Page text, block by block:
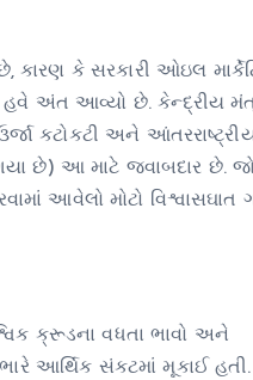
કે સરકારી ઓઇલ
હવે અંત આવ્યો છે. કેન્દ્રીય
કટોકટી અને
છે) આ માટે જવાબદાર છે.
આવેલો મોટો વિશ્વાસઘાત
ક્રૂડના વધતા ભાવો અને
આર્થિક સંકટમાં મૂકાઈ હતી.